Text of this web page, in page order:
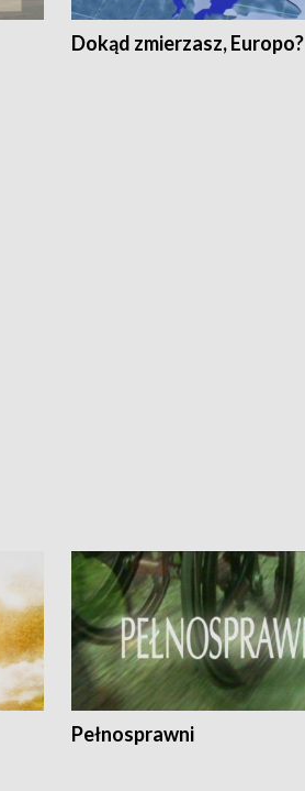
Dokąd zmierzasz, Europo?
Pełnosprawni